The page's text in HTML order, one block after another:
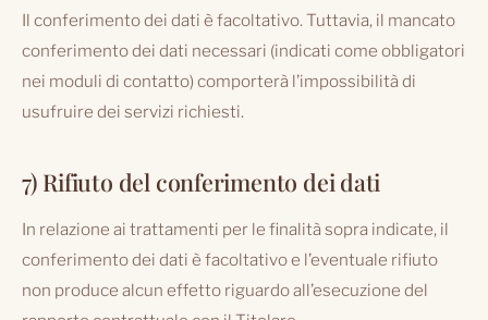
Il conferimento dei dati è facoltativo. Tuttavia, il mancato
conferimento dei dati necessari (indicati come obbligatori
nei moduli di contatto) comporterà l’impossibilità di
usufruire dei servizi richiesti.
7) Rifiuto del conferimento dei dati
In relazione ai trattamenti per le finalità sopra indicate, il
conferimento dei dati è facoltativo e l’eventuale rifiuto
non produce alcun effetto riguardo all’esecuzione del